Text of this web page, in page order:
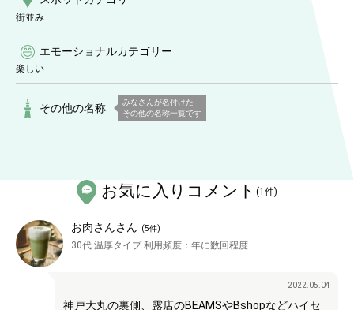
街並み
エモーショナルカテゴリー
楽しい
その他の名称
みなさんが名付けた
その他の名称一覧です
お気に入りコメント (1 件)
お肉さんさん (5件)
30代 温厚タイプ利用頻度： 年に数回程度
2022.05.04
神戸大丸の裏側、露店のBEAMSやBshopなどハイセ